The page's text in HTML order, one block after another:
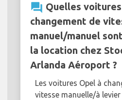
question_answer Quelles
changement de
manuel/manuel
la location chez
Arlanda Aéroport ?
Les voitures Opel à
vitesse manuelle/à